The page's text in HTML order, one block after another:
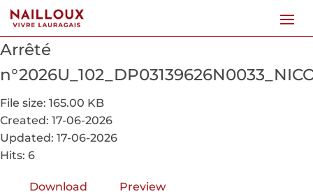
Arrêté
File size: 165.00 KB
Created: 17-06-2026
Updated: 17-06-2026
Hits: 6
Download Preview